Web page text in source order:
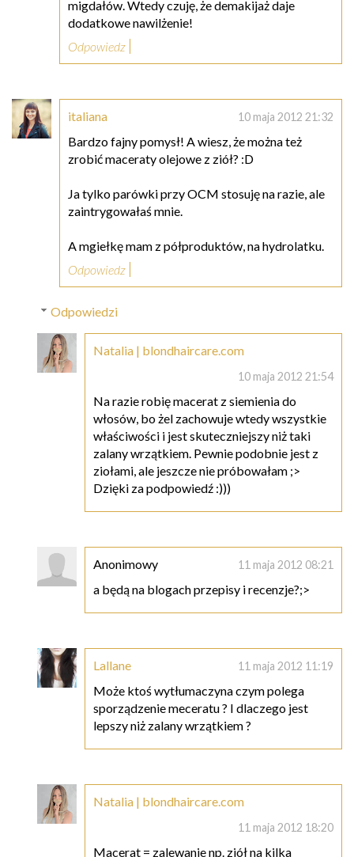
migdałów. Wtedy czuję, że demakijaż daje
dodatkowe nawilżenie!
Odpowiedz
italiana 10 maja 2012 21:32
Bardzo fajny pomysł! A wiesz, że można też
zrobić maceraty olejowe z ziół? :D
Ja tylko parówki przy OCM stosuję na razie, ale
zaintrygowałaś mnie.
A mgiełkę mam z półproduktów, na hydrolatku.
Odpowiedz
Odpowiedzi
Natalia | blondhaircare.com
10 maja 2012 21:54
Na razie robię macerat z siemienia do
włosów, bo żel zachowuje wtedy wszystkie
właściwości i jest skuteczniejszy niż taki
zalany wrzątkiem. Pewnie podobnie jest z
ziołami, ale jeszcze nie próbowałam ;>
Dzięki za podpowiedź :)))
Anonimowy 11 maja 2012 08:21
a będą na blogach przepisy i recenzje?;>
Lallane 11 maja 2012 11:19
Może ktoś wytłumaczyna czym polega
sporządzenie meceratu ? I dlaczego jest
lepszy niż zalany wrzątkiem ?
Natalia | blondhaircare.com
11 maja 2012 18:20
Macerat = zalewanie np. ziół na kilka